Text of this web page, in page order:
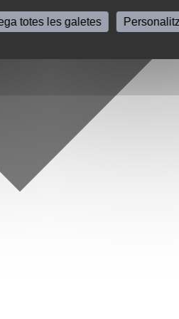
totes les galetes